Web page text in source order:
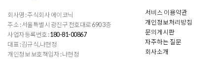
회사명 : 주식회사 에이코닉
주소 : 서울특별시 광진구 천호대로 690 3층
사업자등록번호 :180-81-00867
대표 : 김규식,나현정
개인정보 보호책임자 : 나현정
서비스 이용약관
개인정보처리방침
문의게시판
자주하는 질문
회사소개